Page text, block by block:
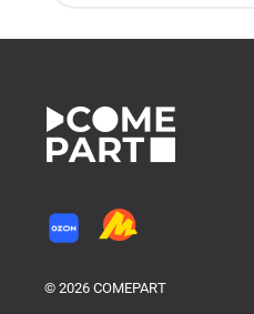
© 2026 COMEPART